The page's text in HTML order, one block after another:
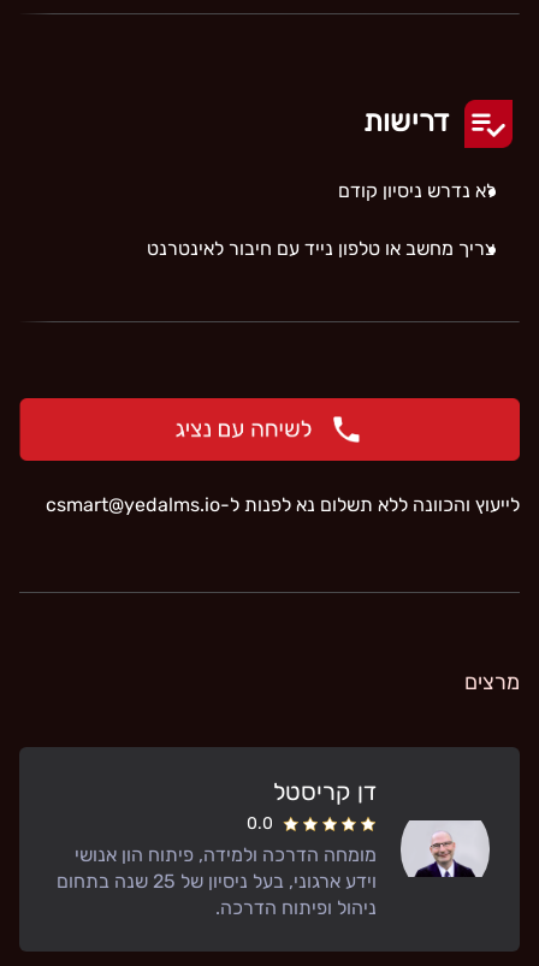
דרישות
לא נדרש ניסיון קודם
צריך מחשב או טלפון נייד עם חיבור לאינטרנט
לייעוץ והכוונה ללא תשלום נא לפנות ל-‫csmart@yedalms.io‬
מרצים
דן קריסטל
0.0
מומחה הדרכה ולמידה, פיתוח הון אנושי
וידע ארגוני, בעל ניסיון של 25 שנה בתחום
ניהול ופיתוח הדרכה.